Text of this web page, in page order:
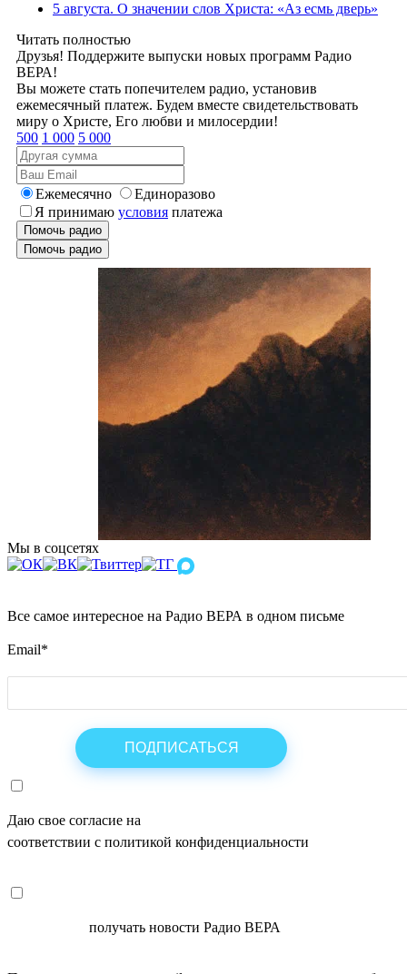
5 августа. О значении слов Христа: «Аз есмь дверь»
Читать полностью
Друзья! Поддержите выпуски новых программ Радио
ВЕРА!
Вы можете стать попечителем радио, установив
ежемесячный платеж. Будем вместе свидетельствовать
миру о Христе, Его любви и милосердии!
500 1 000 5 000
Ежемесячно
Единоразово
Я принимаю условия платежа
Помочь радио
Помочь радио
Мы в соцсетях
Все самое интересное на Радио ВЕРА в одном письме
Email*
Даю свое согласие на
соответствии с политикой конфиденциальности
получать новости Радио ВЕРА